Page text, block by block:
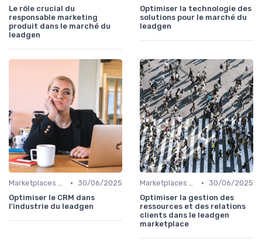
Le rôle crucial du
responsable marketing
produit dans le marché du
leadgen
Optimiser la technologie des
solutions pour le marché du
leadgen
Marketplaces de leadgen • 30/06/2025
Optimiser le CRM dans
l'industrie du leadgen
Marketplaces de leadgen • 30/06/2025
Optimiser la gestion des
ressources et des relations
clients dans le leadgen
marketplace